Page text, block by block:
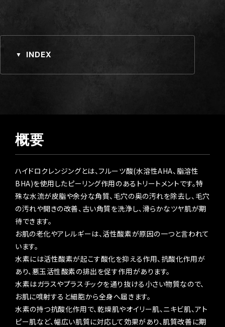
▼ INDEX
概要
ハイドロクレンジングとは、フルーツ酸(水溶性AHA、脂溶性
BHA)を使用したピーリング作用のあるトリートメントです。特
殊な水流が皮脂や余分な角質、毛穴の奥の汚れを除去し、毛穴
の汚れや開きの改善、古い角質を洗浄し、滑らかなツヤ肌が期
待できます。
お肌の老化やアレルギーは、活性酸素が原因の一つと言われて
います。
水素には活性酸素が起こす酸化を抑える作用、抗酸化作用が
あり、悪玉活性酸素の排出を促す作用があります。
水素はガラスやプラスチックを通り抜ける小さい物質なので、
お肌に噴射すると細胞から全身へ届きます。
水素の持つ抗酸化作用で、乾燥肌やオイリー肌、ニキビ肌、アト
ピー肌など、幅広い肌質に対応して効果があり、肌質改善に期